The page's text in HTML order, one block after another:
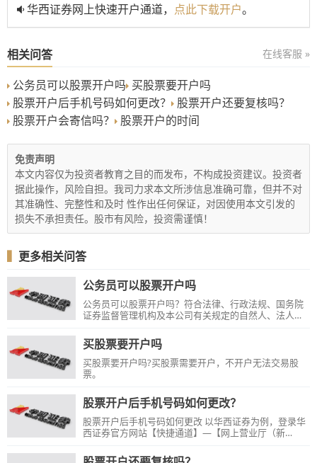
华西证券网上快速开户通道， 点此下载开户。
相关问答 在线客服 »
公务员可以股票开户吗 买股票要开户吗
股票开户后手机号码如何更改？
股票开户还要复核吗？
股票开户会寄信吗？
股票开户的时间
免责声明
本文内容仅为投资者教育之目的而发布，不构成投资建议。投资者
据此操作，风险自担。我司力求本文所涉信息准确可靠，但并不对
其准确性、完整性和及时 性作出任何保证，对因使用本文引发的
损失不承担责任。股市有风险，投资需谨慎！
▍ 更多相关问答
公务员可以股票开户吗
公务员可以股票开户吗？符合法律、行政法规、国务院
证券监督管理机构及本公司有关规定的自然人、法人、
体请咨询证券公司。
买股票要开户吗
买股票要开户吗?买股票需要开户，不开户无法交易股
票。
股票开户后手机号码如何更改？
股票开户后手机号码如何更改 以华西证券为例，登录华
西证券官方网站【快捷通道】—【网上营业厅（新
【资料修改】—【移动电话】栏目修改手机号码。